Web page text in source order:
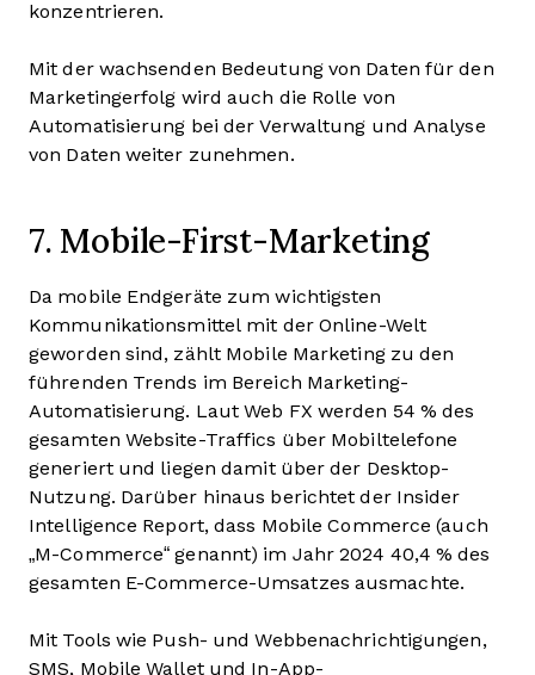
konzentrieren.
Mit der wachsenden Bedeutung von Daten für den
Marketingerfolg wird auch die Rolle von
Automatisierung bei der Verwaltung und Analyse
von Daten weiter zunehmen.
7. Mobile-First-Marketing
Da mobile Endgeräte zum wichtigsten
Kommunikationsmittel mit der Online-Welt
geworden sind, zählt Mobile Marketing zu den
führenden Trends im Bereich Marketing-
Automatisierung. Laut Web FX werden 54 % des
gesamten Website-Traffics über Mobiltelefone
generiert und liegen damit über der Desktop-
Nutzung. Darüber hinaus berichtet der Insider
Intelligence Report, dass Mobile Commerce (auch
„M-Commerce“ genannt) im Jahr 2024 40,4 % des
gesamten E-Commerce-Umsatzes ausmachte.
Mit Tools wie Push- und Webbenachrichtigungen,
SMS, Mobile Wallet und In-App-